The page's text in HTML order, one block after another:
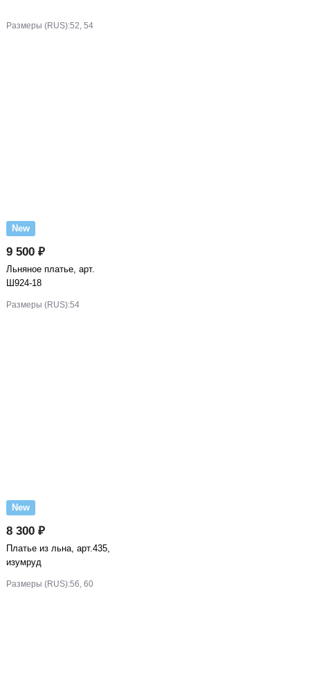
Размеры (RUS):52, 54
New
9 500 ₽
Льняное платье, арт.
Ш924-18
Размеры (RUS):54
New
8 300 ₽
Платье из льна, арт.435,
изумруд
Размеры (RUS):56, 60